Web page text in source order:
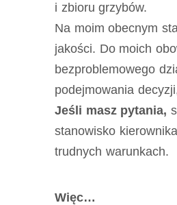
i zbioru grzybów.
Na moim obecnym
jakości. Do moich
bezproblemowego
podejmowania
Jeśli masz pytania,
stanowisko
trudnych warunkach.
Więc…